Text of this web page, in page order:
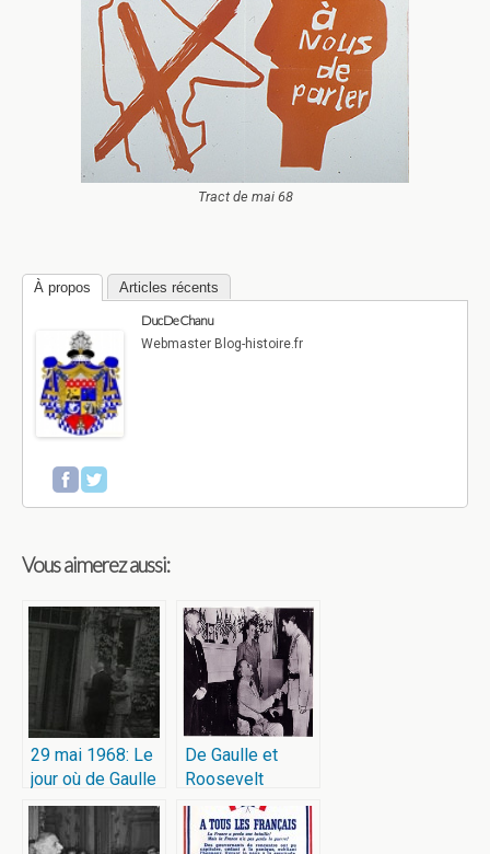
Tract de mai 68
À propos
Articles récents
Duc De Chanu
Webmaster Blog-histoire.fr
Vous aimerez aussi:
29 mai 1968: Le
jour où de Gaulle
a disparu
De Gaulle et
Roosevelt